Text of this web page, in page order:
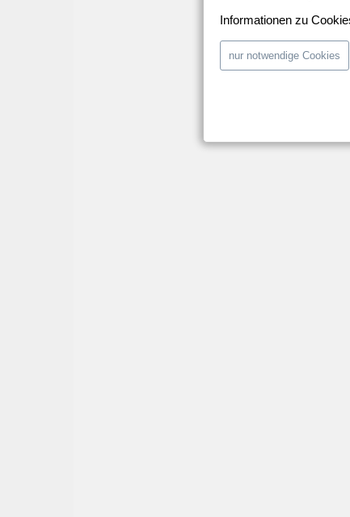
Informationen zu
nur notwendige Cookies